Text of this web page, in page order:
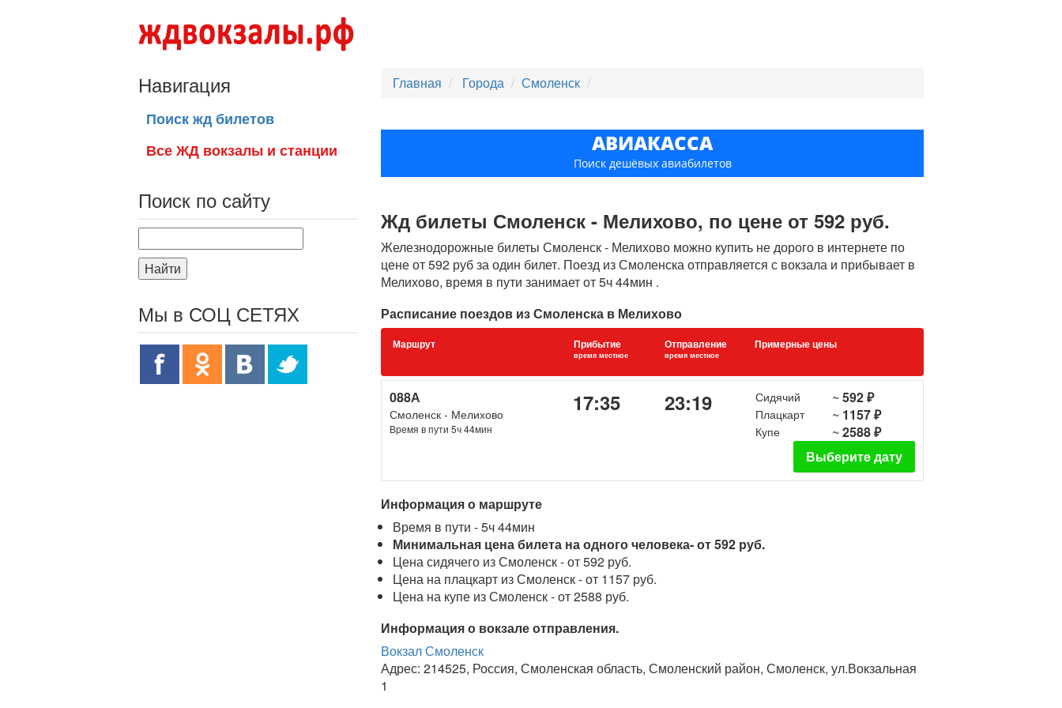
Главная Города Смоленск
АВИАКАССА
Поиск дешёвых авиабилетов
Жд билеты Смоленск - Мелихово, по цене от 592 руб.
Железнодорожные билеты Смоленск - Мелихово можно купить не дорого в интернете по
цене от 592 руб за один билет. Поезд из Смоленска отправляется с вокзала и прибывает в
Мелихово, время в пути занимает от 5ч 44мин .
Расписание поездов из Смоленска в Мелихово
Маршрут Прибытие
время местное
Отправление
время местное
Примерные цены
088А
Смоленск - Мелихово
Время в пути 5ч 44мин
17:35 23:19 Сидячий ~ 592 ₽
Плацкарт ~ 1157 ₽
Купе ~ 2588 ₽
Выберите дату
Информация о маршруте
Время в пути - 5ч 44мин
Минимальная цена билета на одного человека- от 592 руб.
Цена сидячего из Смоленск - от 592 руб.
Цена на плацкарт из Смоленск - от 1157 руб.
Цена на купе из Смоленск - от 2588 руб.
Информация о вокзале отправления.
Вокзал Смоленск
Адрес: 214525, Россия, Смоленская область, Смоленский район, Смоленск, ул.Вокзальная
1
Навигация
Поиск жд билетов
Все ЖД вокзалы и станции
Поиск по сайту
Найти
Мы в СОЦ СЕТЯХ